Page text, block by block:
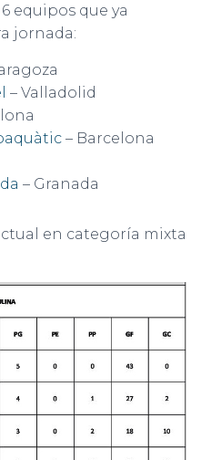
equipos que ya
jornada:
– Valladolid
– Barcelona
– Granada
en categoría mixta